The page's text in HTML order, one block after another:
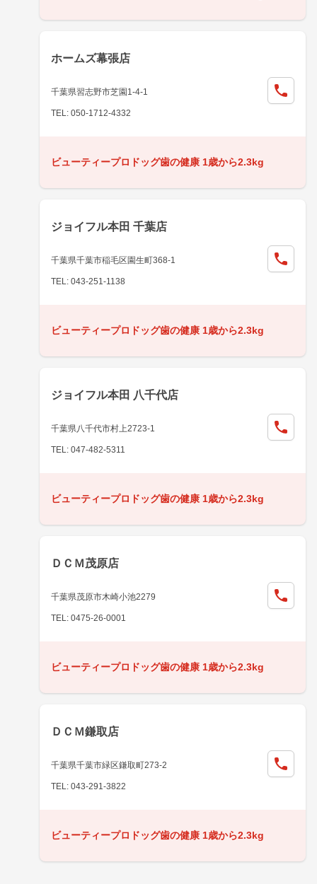
ホームズ幕張店
千葉県習志野市芝園1-4-1
TEL: 050-1712-4332
ビューティープロドッグ歯の健康 1歳から2.3kg
ジョイフル本田 千葉店
千葉県千葉市稲毛区園生町368-1
TEL: 043-251-1138
ビューティープロドッグ歯の健康 1歳から2.3kg
ジョイフル本田 八千代店
千葉県八千代市村上2723-1
TEL: 047-482-5311
ビューティープロドッグ歯の健康 1歳から2.3kg
ＤＣＭ茂原店
千葉県茂原市木崎小池2279
TEL: 0475-26-0001
ビューティープロドッグ歯の健康 1歳から2.3kg
ＤＣＭ鎌取店
千葉県千葉市緑区鎌取町273-2
TEL: 043-291-3822
ビューティープロドッグ歯の健康 1歳から2.3kg